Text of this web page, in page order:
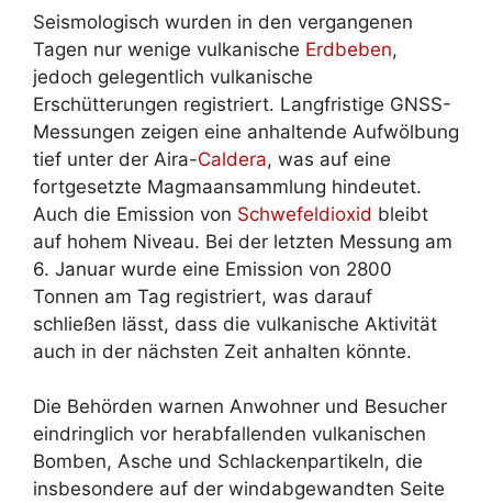
Seismologisch wurden in den vergangenen
Tagen nur wenige vulkanische Erdbeben,
jedoch gelegentlich vulkanische
Erschütterungen registriert. Langfristige GNSS-
Messungen zeigen eine anhaltende Aufwölbung
tief unter der Aira-Caldera, was auf eine
fortgesetzte Magmaansammlung hindeutet.
Auch die Emission von Schwefeldioxid bleibt
auf hohem Niveau. Bei der letzten Messung am
6. Januar wurde eine Emission von 2800
Tonnen am Tag registriert, was darauf
schließen lässt, dass die vulkanische Aktivität
auch in der nächsten Zeit anhalten könnte.
Die Behörden warnen Anwohner und Besucher
eindringlich vor herabfallenden vulkanischen
Bomben, Asche und Schlackenpartikeln, die
insbesondere auf der windabgewandten Seite